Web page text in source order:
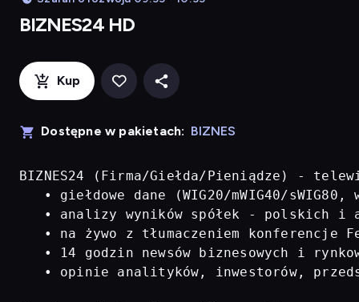
BIZNES24 HD
Kup
Dostępne w pakietach: BIZNES
BIZNES24 (Firma/Giełda/Pieniądze) -
• giełdowe dane (WIG20/mWIG40/
• analizy wyników spółek - polskich i
• na żywo z tłumaczeniem konferencje
• 14 godzin newsów biznesowych i
• opinie analityków, inwestorów,